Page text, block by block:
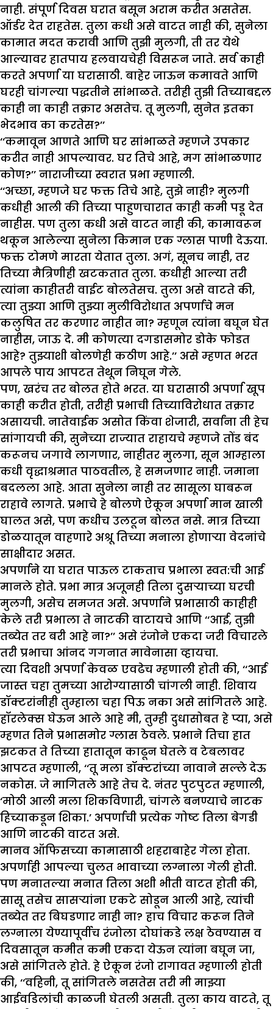
नाही. संपूर्ण दिवस घरात बसून अराम करीत असतेस.
ऑर्डर देत राहतेस. तुला कधी असे वाटत नाही की, सुनेला
कामात मदत करावी आणि तुझी मुलगी, ती तर येथे
आल्यावर हातपाय हलवायचेही विसरून जाते. सर्व काही
करते अपर्णा या घरासाठी. बाहेर जाऊन कमावते आणि
घरही चांगल्या पद्धतीने सांभाळते. तरीही तुझी तिच्याबद्दल
काही ना काही तक्रार असतेच. तू मुलगी, सुनेत इतका
भेदभाव का करतेस?’’
‘‘कमावून आणते आणि घर सांभाळते म्हणजे उपकार
करीत नाही आपल्यावर. घर तिचे आहे, मग सांभाळणार
कोण?’’ नाराजीच्या स्वरात प्रभा म्हणाली.
‘‘अच्छा, म्हणजे घर फक्त तिचे आहे, तुझे नाही? मुलगी
कधीही आली की तिच्या पाहुणचारात काही कमी पडू देत
नाहीस. पण तुला कधी असे वाटत नाही की, कामावरून
थकून आलेल्या सुनेला किमान एक ग्लास पाणी देऊया.
फक्त टोमणे मारता येतात तुला. अगं, सूनच नाही, तर
तिच्या मैत्रिणीही खटकतात तुला. कधीही आल्या तरी
त्यांना काहीतरी वाईट बोलतेसच. तुला असे वाटते की,
त्या तुझ्या आणि तुझ्या मुलीविरोधात अपर्णाचे मन
कलुषित तर करणार नाहीत ना? म्हणून त्यांना बघून घेत
नाहीस, जाऊ दे. मी कोणत्या दगडासमोर डोके फोडत
आहे? तुझ्याशी बोलणेही कठीण आहे.’’ असे म्हणत भरत
आपले पाय आपटत तेथून निघून गेले.
पण, खरंच तर बोलत होते भरत. या घरासाठी अपर्णा खूप
काही करीत होती, तरीही प्रभाची तिच्याविरोधात तक्रार
असायची. नातेवाईक असोत किंवा शेजारी, सर्वांना ती हेच
सांगायची की, सुनेच्या राज्यात राहायचे म्हणजे तोंड बंद
करूनच जगावे लागणार, नाहीतर मुलगा, सून आम्हाला
कधी वृद्धाश्रमात पाठवतील, हे समजणार नाही. जमाना
बदलला आहे. आता सुनेला नाही तर सासूला घाबरून
राहावे लागते. प्रभाचे हे बोलणे ऐकून अपर्णा मान खाली
घालत असे, पण कधीच उलटून बोलत नसे. मात्र तिच्या
डोळयातून वाहणारे अश्रू तिच्या मनाला होणाऱ्या वेदनांचे
साक्षीदार असत.
अपर्णाने या घरात पाऊल टाकताच प्रभाला स्वत:ची आई
मानले होते. प्रभा मात्र अजूनही तिला दुसऱ्याच्या घरची
मुलगी, असेच समजत असे. अपर्णाने प्रभासाठी काहीही
केले तरी प्रभाला ते नाटकी वाटायचे आणि ‘‘आई, तुझी
तब्येत तर बरी आहे ना?’’ असे रंजोने एकदा जरी विचारले
तरी प्रभाचा आंनद गगनात मावेनासा व्हायचा.
त्या दिवशी अपर्णा केवळ एवढेच म्हणाली होती की, ‘‘आई
जास्त चहा तुमच्या आरोग्यासाठी चांगली नाही. शिवाय
डॉक्टरांनीही तुम्हाला चहा पिऊ नका असे सांगितले आहे.
हॉरलेक्स घेऊन आले आहे मी, तुम्ही दुधासोबत हे प्या, असे
म्हणत तिने प्रभासमोर ग्लास ठेवले. प्रभाने तिचा हात
झटकत ते तिच्या हातातून काढून घेतले व टेबलावर
आपटत म्हणाली, ‘‘तू मला डॉक्टरांच्या नावाने सल्ले देऊ
नकोस. जे मागितले आहे तेच दे. नंतर पुटपुटत म्हणाली,
‘मोठी आली मला शिकविणारी, चांगले बनण्याचे नाटक
हिच्याकडून शिका.’ अपर्णाची प्रत्येक गोष्ट तिला बेगडी
आणि नाटकी वाटत असे.
मानव ऑफिसच्या कामासाठी शहराबाहेर गेला होता.
अपर्णाही आपल्या चुलत भावाच्या लग्नाला गेली होती.
पण मनातल्या मनात तिला अशी भीती वाटत होती की,
सासू तसेच सासऱ्यांना एकटे सोडून आली आहे, त्यांची
तब्येत तर बिघडणार नाही ना? हाच विचार करून तिने
लग्नाला येण्यापूर्वीच रंजोला दोघांकडे लक्ष ठेवण्यास व
दिवसातून कमीत कमी एकदा येऊन त्यांना बघून जा,
असे सांगितले होते. हे ऐकून रंजो रागावत म्हणाली होती
की, ‘‘वहिनी, तू सांगितले नसतेस तरी मी माझ्या
आईवडिलांची काळजी घेतली असती. तुला काय वाटते, तू